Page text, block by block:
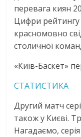
перевага киян
Цифри рейтингу
красномовно
столичної
«Київ-Баскет»
СТАТИСТИКА
Другий матч
також у Києві.
Нагадаємо,